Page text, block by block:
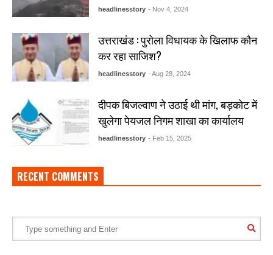
headlinesstory - Nov 4, 2024
उत्तराखंड : पुरोला विधायक के खिलाफ कौन
कर रहा साजिश?
headlinesstory - Aug 28, 2024
दीपक बिजल्वाण ने उठाई थी मांग, बड़कोट में
खुलेगा पेयजल निगम शाखा का कार्यालय
headlinesstory - Feb 15, 2025
RECENT COMMENTS